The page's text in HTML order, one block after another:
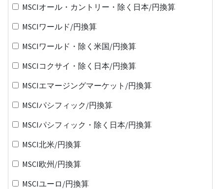
MSCIオール・カントリー・除く日本/円換算
MSCIワールド/円換算
MSCIワールド・除く米国/円換算
MSCIコクサイ・除く日本/円換算
MSCIエマージングマーケット/円換算
MSCIパシフィック/円換算
MSCIパシフィック・除く日本/円換算
MSCI北米/円換算
MSCI欧州/円換算
MSCIユーロ/円換算